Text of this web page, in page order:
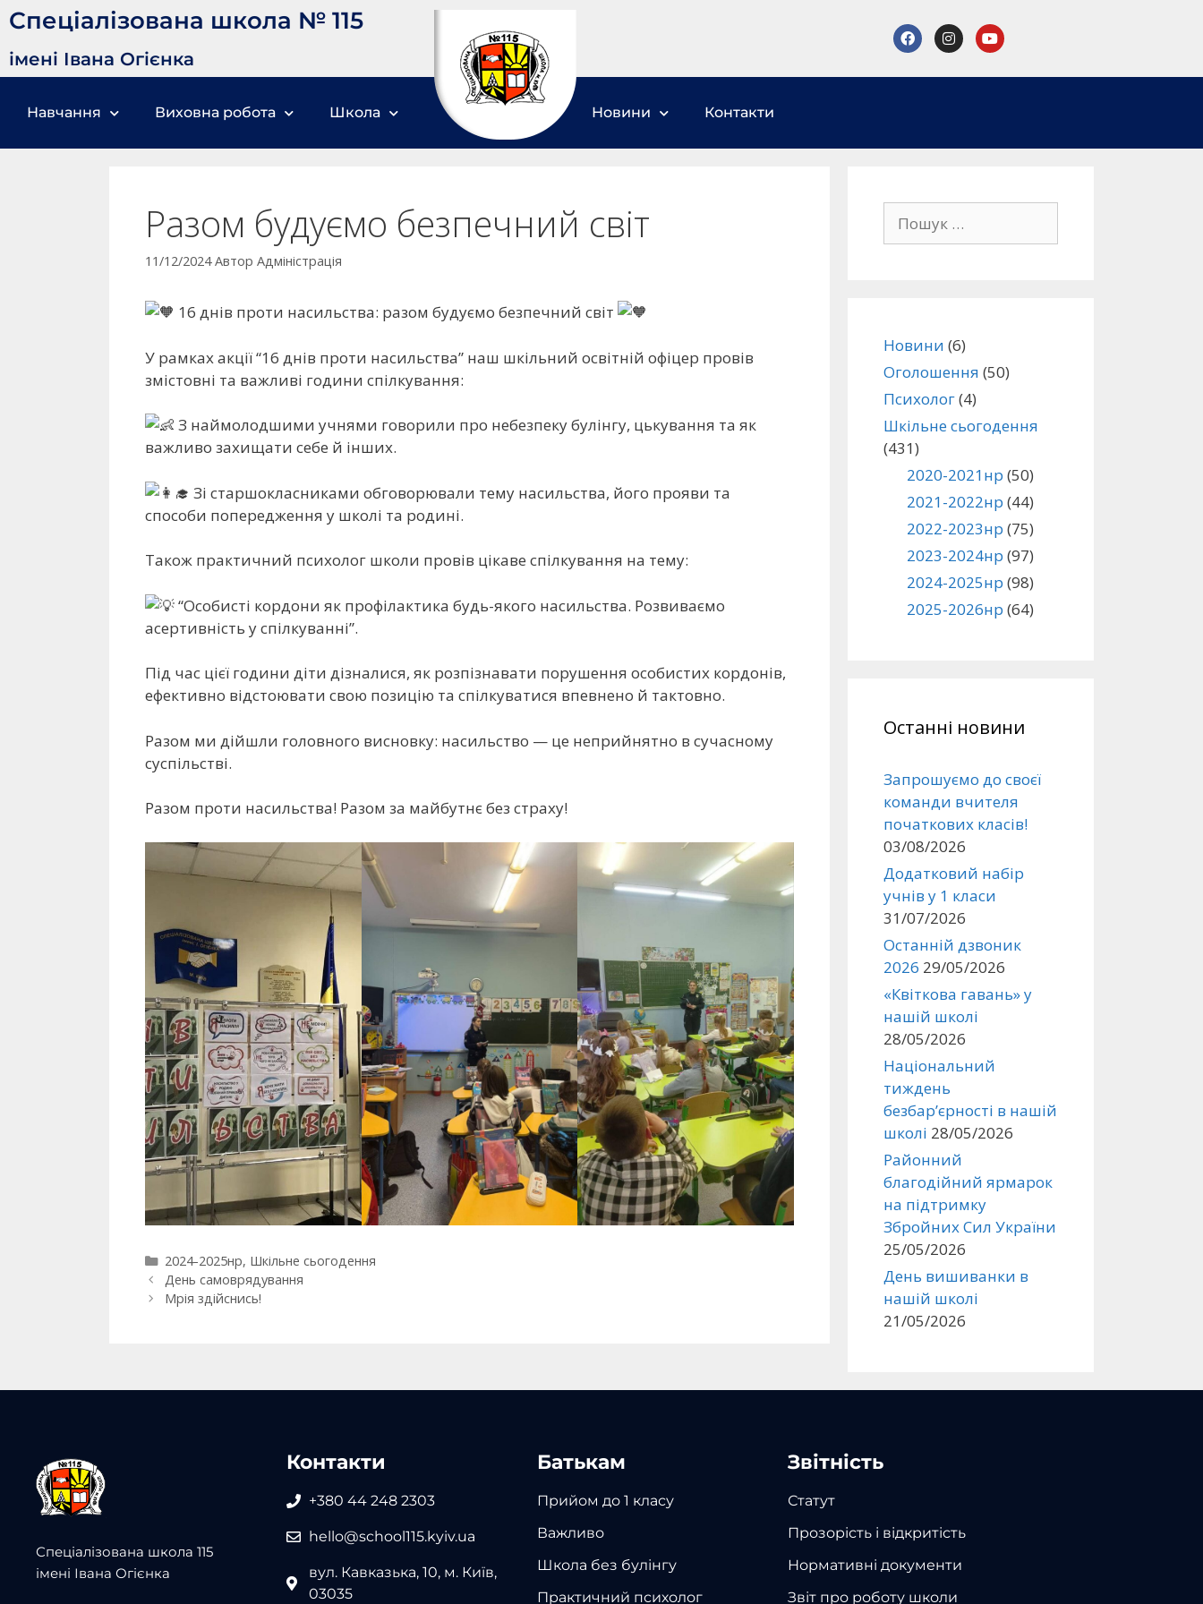
Спеціалізована школа № 115
імені Івана Огієнка
Навчання Виховна робота Школа Новини Контакти
Разом будуємо безпечний світ
11/12/2024 Автор Адміністрація
16 днів проти насильства: разом будуємо безпечний світ
У рамках акції “16 днів проти насильства” наш шкільний освітній офіцер провів
змістовні та важливі години спілкування:
З наймолодшими учнями говорили про небезпеку булінгу, цькування та як
важливо захищати себе й інших.
Зі старшокласниками обговорювали тему насильства, його прояви та
способи попередження у школі та родині.
Також практичний психолог школи провів цікаве спілкування на тему:
“Особисті кордони як профілактика будь-якого насильства. Розвиваємо
асертивність у спілкуванні”.
Під час цієї години діти дізналися, як розпізнавати порушення особистих кордонів,
ефективно відстоювати свою позицію та спілкуватися впевнено й тактовно.
Разом ми дійшли головного висновку: насильство — це неприйнятно в сучасному
суспільстві.
Разом проти насильства! Разом за майбутнє без страху!
2024-2025нр, Шкільне сьогодення
День самоврядування
Мрія здійснись!
Новини (6)
Оголошення (50)
Психолог(4)
Шкільне сьогодення
(431)
2020-2021нр (50)
2021-2022нр (44)
2022-2023нр (75)
2023-2024нр (97)
2024-2025нр (98)
2025-2026нр (64)
Останні новини
Запрошуємо до своєї
команди вчителя
початкових класів!
03/08/2026
Додатковий набір
учнів у 1 класи
31/07/2026
Останній дзвоник
2026 29/05/2026
«Квіткова гавань» у
нашій школі
28/05/2026
Національний
тиждень
безбар’єрності в нашій
школі 28/05/2026
Районний
благодійний ярмарок
на підтримку
Збройних Сил України
25/05/2026
День вишиванки в
нашій школі
21/05/2026
Спеціалізована школа 115
імені Івана Огієнка
Контакти
+380 44 248 2303
hello@school115.kyiv.ua
вул. Кавказька, 10, м. Київ,
03035
Батькам
Прийом до 1 класу
Важливо
Школа без булінгу
Практичний психолог
Звітність
Статут
Прозорість і відкритість
Нормативні документи
Звіт про роботу школи